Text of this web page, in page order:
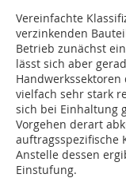
Vereinfachte
verzinkenden
Betrieb zunächst
lässt sich aber
vielfach sehr stark
sich bei Einhaltung
Vorgehen derart
auftragsspezifische
Anstelle dessen
Einstufung.